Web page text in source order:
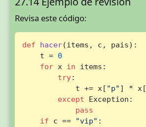
Revisa este código:
def hacer(items, c, pais):
    t =
0
for x in items:
try:
            t += x[
"p" ] * x[
except Exception:
pass
if c == "vip" :